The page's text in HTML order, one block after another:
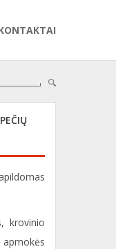
krovinio